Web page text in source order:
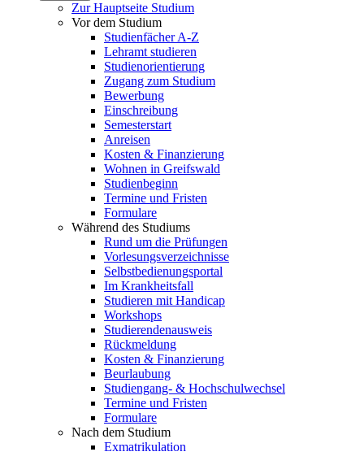
Zur Hauptseite Studium
Vor dem Studium
Studienfächer A-Z
Lehramt studieren
Studienorientierung
Zugang zum Studium
Bewerbung
Einschreibung
Semesterstart
Anreisen
Kosten & Finanzierung
Wohnen in Greifswald
Studienbeginn
Termine und Fristen
Formulare
Während des Studiums
Rund um die Prüfungen
Vorlesungsverzeichnisse
Selbstbedienungsportal
Im Krankheitsfall
Studieren mit Handicap
Workshops
Studierendenausweis
Rückmeldung
Kosten & Finanzierung
Beurlaubung
Studiengang- & Hochschulwechsel
Termine und Fristen
Formulare
Nach dem Studium
Exmatrikulation